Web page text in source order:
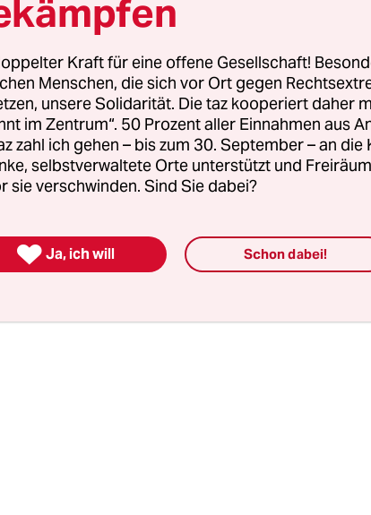
und Angehörigen
Jahrestag einen ökumenischen
an die Stelle, an der ein
und Wrackteilen in die Zuschauer
wurden bei dieser Katastrophe
70 Menschen starben, unter
Kraft für eine offene Gesellschaft!
Menschen, die sich vor Ort gegen
unsere Solidarität. Die taz kooperiert daher
im Zentrum“. 50 Prozent aller Einnahmen aus
zahl ich gehen – bis zum 30. September – an die
selbstverwaltete Orte unterstützt und
sie verschwinden. Sind Sie dabei?
 Ja, ich will Schon dabei!